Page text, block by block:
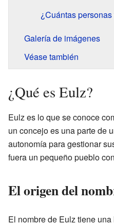
¿Cuántas
Galería de imágenes
Véase también
¿Qué es Eulz?
Eulz es lo que se conoce
un concejo es una parte de
autonomía para gestionar
fuera un pequeño pueblo
El origen del
El nombre de Eulz tiene